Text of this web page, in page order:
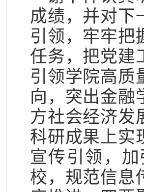
成绩，并对下
引领，牢牢把
任务，把党建
引领学院高质
向，突出金融
方社会经济发
科研成果上实
宣传引领，
校，规范信息